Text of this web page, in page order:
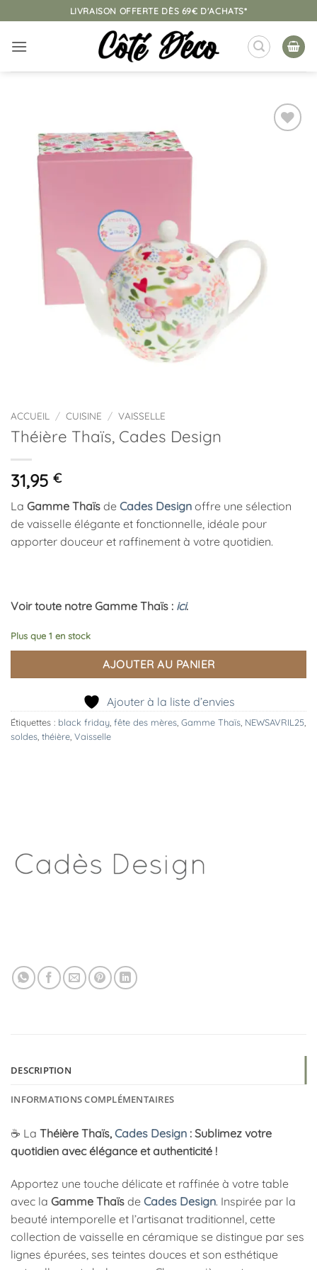
au
contenu
LIVRAISON OFFERTE DÈS 69€ D'ACHATS*
ACCUEIL / CUISINE / VAISSELLE
Théière Thaïs, Cades Design
31,95 €
La Gamme Thaïs de Cades Design offre une sélection
de vaisselle élégante et fonctionnelle, idéale pour
apporter douceur et raffinement à votre quotidien.
Voir toute notre Gamme Thaïs : ici.
Plus que 1 en stock
AJOUTER AU PANIER
Ajouter à la liste d’envies
Étiquettes : black friday fête des mères Gamme Thaïs NEWSAVRIL25
soldes théière Vaisselle
DESCRIPTION
INFORMATIONS COMPLÉMENTAIRES
☕️ La Théière Thaïs, Cades Design : Sublimez votre
quotidien avec élégance et authenticité !
Apportez une touche délicate et raffinée à votre table
avec la Gamme Thaïs de Cades Design. Inspirée par la
beauté intemporelle et l’artisanat traditionnel, cette
collection de vaisselle en céramique se distingue par ses
lignes épurées, ses teintes douces et son esthétique